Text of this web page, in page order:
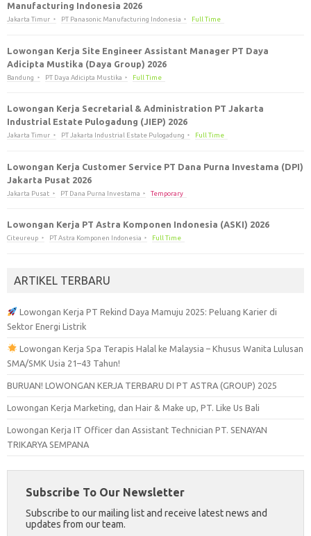
Manufacturing Indonesia 2026
Jakarta Timur PT Panasonic Manufacturing Indonesia Full Time
Lowongan Kerja Site Engineer Assistant Manager PT Daya
Adicipta Mustika (Daya Group) 2026
Bandung PT Daya Adicipta Mustika Full Time
Lowongan Kerja Secretarial & Administration PT Jakarta
Industrial Estate Pulogadung (JIEP) 2026
Jakarta Timur PT Jakarta Industrial Estate Pulogadung Full Time
Lowongan Kerja Customer Service PT Dana Purna Investama (DPI)
Jakarta Pusat 2026
Jakarta Pusat PT Dana Purna Investama Temporary
Lowongan Kerja PT Astra Komponen Indonesia (ASKI) 2026
Citeureup PT Astra Komponen Indonesia Full Time
ARTIKEL TERBARU
Lowongan Kerja PT Rekind Daya Mamuju 2025: Peluang Karier di
Sektor Energi Listrik
Lowongan Kerja Spa Terapis Halal ke Malaysia – Khusus Wanita Lulusan
SMA/SMK Usia 21–43 Tahun!
BURUAN! LOWONGAN KERJA TERBARU DI PT ASTRA (GROUP) 2025
Lowongan Kerja Marketing, dan Hair & Make up, PT. Like Us Bali
Lowongan Kerja IT Officer dan Assistant Technician PT. SENAYAN
TRIKARYA SEMPANA
Subscribe To Our Newsletter
Subscribe to our mailing list and receive latest news and
updates from our team.